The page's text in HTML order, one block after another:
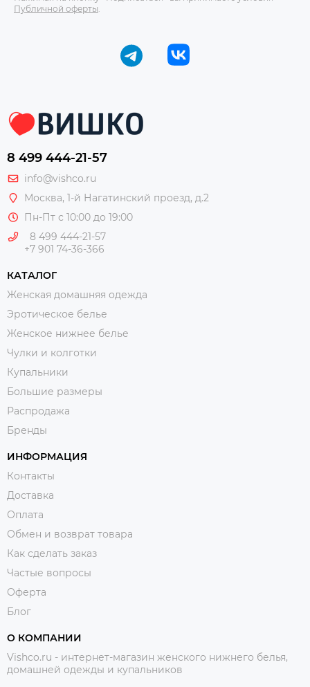
Публичной оферты
8 499 444-21-57
info@vishco.ru
Москва, 1-й Нагатинский проезд, д.2
Пн-Пт с 10:00 до 19:00
8 499 444-21-57
+7 901 74-36-366
КАТАЛОГ
Женская домашняя одежда
Эротическое белье
Женское нижнее белье
Чулки и колготки
Купальники
Большие размеры
Распродажа
Бренды
ИНФОРМАЦИЯ
Контакты
Доставка
Оплата
Обмен и возврат товара
Как сделать заказ
Частые вопросы
Оферта
Блог
О КОМПАНИИ
Vishco.ru - интернет-магазин женского нижнего белья,
домашней одежды и купальников